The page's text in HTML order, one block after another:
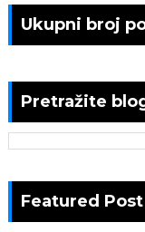
Ukupni broj
Pretražite
Featured Post